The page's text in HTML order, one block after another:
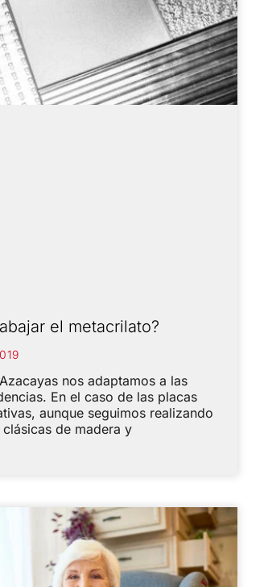
el metacrilato?
nos adaptamos a las
En el caso de las placas
aunque seguimos realizando
de madera y